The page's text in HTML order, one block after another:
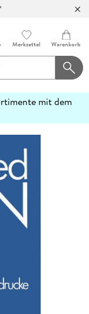
Merkzettel Warenkorb
mit dem